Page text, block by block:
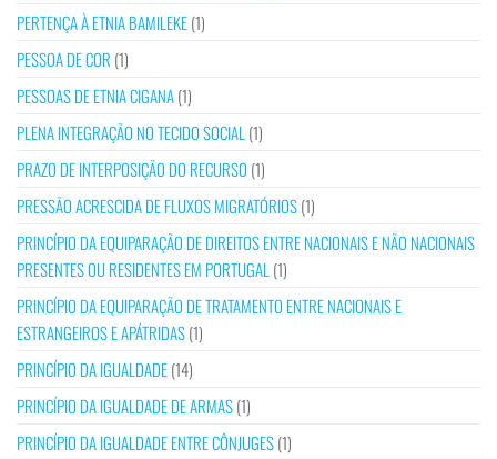
PERTENÇA À ETNIA BAMILEKE(1)
PESSOA DE COR (1)
PESSOAS DE ETNIA CIGANA(1)
PLENA INTEGRAÇÃO NO TECIDO SOCIAL (1)
PRAZO DE INTERPOSIÇÃO DO RECURSO (1)
PRESSÃO ACRESCIDA DE FLUXOS MIGRATÓRIOS(1)
PRINCÍPIO DA EQUIPARAÇÃO DE DIREITOS ENTRE NACIONAIS E NÃO NACIONAIS
PRESENTES OU RESIDENTES EM PORTUGAL (1)
PRINCÍPIO DA EQUIPARAÇÃO DE TRATAMENTO ENTRE NACIONAIS E
ESTRANGEIROS E APÁTRIDAS(1)
PRINCÍPIO DA IGUALDADE(14)
PRINCÍPIO DA IGUALDADE DE ARMAS(1)
PRINCÍPIO DA IGUALDADE ENTRE CÔNJUGES(1)